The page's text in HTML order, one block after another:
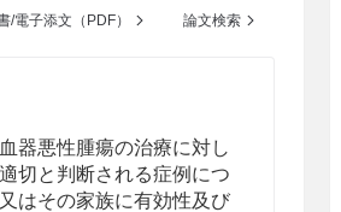
/電子添文（PDF） 論文検索
器悪性腫瘍の治療に対し
切と判断される症例につ
はその家族に有効性及び